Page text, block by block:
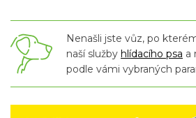
Nenašli jste vůz, po
naší služby hlídacího psa a
podle vámi vybraných